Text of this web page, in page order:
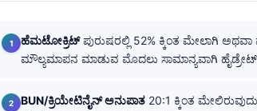
ಹೆಮಟೋಕ್ರಿಟ್ಪುರುಷರಲ್ಲಿ 52% ಕ್ಕಿಂತ ಮೇಲಾಗಿ
ಮೌಲ್ಯಮಾಪನ ಮಾಡುವ ಮೊದಲು ಸಾಮಾನ್ಯವಾಗಿ ಹೈಡ್ರೇಟ್
BUN/ಕ್ರಿಯೇಟಿನೈನ್ ಅನುಪಾತ 20:1 ಕ್ಕಿಂತ